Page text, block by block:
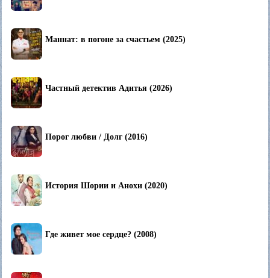
Маннат: в погоне за счастьем (2025)
Частный детектив Адитья (2026)
Порог любви / Долг (2016)
История Шории и Анохи (2020)
Где живет мое сердце? (2008)